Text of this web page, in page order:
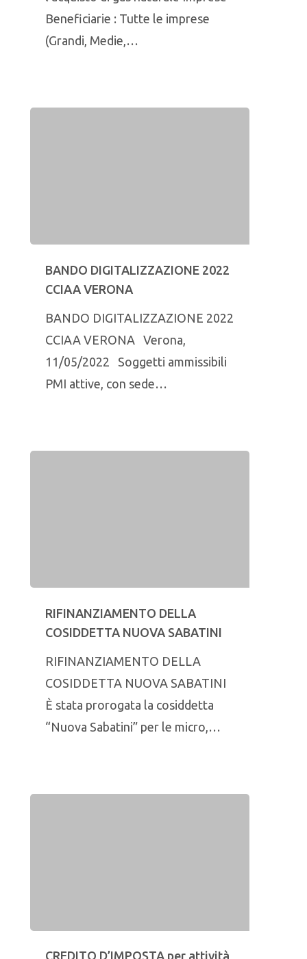
Beneficiarie : Tutte le imprese
(Grandi, Medie,…
BANDO DIGITALIZZAZIONE 2022
CCIAA VERONA
BANDO DIGITALIZZAZIONE 2022
CCIAA VERONA Verona,
11/05/2022 Soggetti ammissibili
PMI attive, con sede…
RIFINANZIAMENTO DELLA
COSIDDETTA NUOVA SABATINI
RIFINANZIAMENTO DELLA
COSIDDETTA NUOVA SABATINI
È stata prorogata la cosiddetta
“Nuova Sabatini” per le micro,…
CREDITO D’IMPOSTA per attività